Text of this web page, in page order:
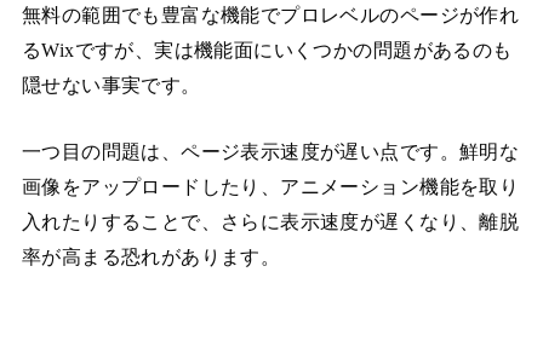
無料の範囲でも豊富な機能でプロレベルのページが作れ
るWixですが、実は機能面にいくつかの問題があるのも
隠せない事実です。
一つ目の問題は、ページ表示速度が遅い点です。鮮明な
画像をアップロードしたり、アニメーション機能を取り
入れたりすることで、さらに表示速度が遅くなり、離脱
率が高まる恐れがあります。